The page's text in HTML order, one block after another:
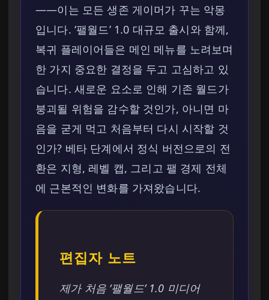
——이는 모든 생존 게이머가 꾸는 악몽
입니다. ‘팰월드’ 1.0 대규모 출시와 함께,
복귀 플레이어들은 메인 메뉴를 노려보며
한 가지 중요한 결정을 두고 고심하고 있
습니다. 새로운 요소로 인해 기존 월드가
붕괴될 위험을 감수할 것인가, 아니면 마
음을 굳게 먹고 처음부터 다시 시작할 것
인가? 베타 단계에서 정식 버전으로의 전
환은 지형, 레벨 캡, 그리고 팰 경제 전체
에 근본적인 변화를 가져왔습니다.
편집자 노트
제가 처음 ‘팰월드’ 1.0 미디어